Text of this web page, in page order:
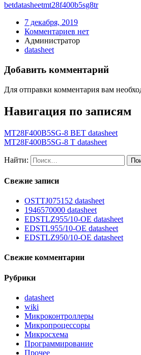
betdatasheetmt28f400b5sg8tr
7 декабря, 2019
Комментариев нет
Администратор
datasheet
Добавить комментарий
Для отправки комментария вам
Навигация по записям
MT28F400B5SG-8 BET datasheet
MT28F400B5SG-8 T datasheet
Найти:
Свежие записи
OSTTJ075152 datasheet
1946570000 datasheet
EDSTLZ955/10-OE datasheet
EDSTL955/10-OE datasheet
EDSTLZ950/10-OE datasheet
Свежие комментарии
Рубрики
datasheet
wiki
Микроконтроллеры
Микропроцессоры
Микросхема
Программирование
Прочее